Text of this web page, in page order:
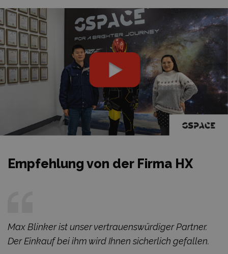
Empfehlung von der Firma HX
Max Blinker ist unser vertrauenswürdiger Partner.
Der Einkauf bei ihm wird Ihnen sicherlich gefallen.